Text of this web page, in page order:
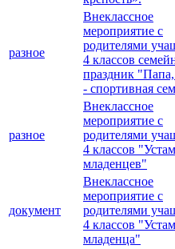
разное
Внеклассное
мероприятие с
родителями
4 классов
праздник
- спортивная
разное
Внеклассное
мероприятие с
родителями
4 классов
младенцев"
документ
Внеклассное
мероприятие с
родителями
4 классов
младенца"